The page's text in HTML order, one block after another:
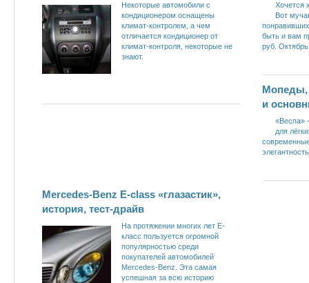
Некоторые автомобили с
кондиционером оснащены
климат-контролем, а чем
отличается кондиционер от
климат-контроля, некоторые не
знают.
Хочется
Вот
быть и вам
руб.
Мопеды,
и
«Веспа»
для
элегантность
Mercedes-Benz Е-class «глазастик»,
история, тест-драйв
На протяжении многих лет Е-
класс пользуется огромной
популярностью среди
покупателей автомобилей
Mercedes-Benz. Эта самая
успешная за всю историю